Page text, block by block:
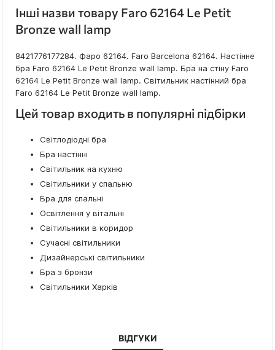
Інші назви товару Faro 62164 Le Petit
Bronze wall lamp
8421776177284. Фаро 62164. Faro Barcelona 62164. Настінне
бра Faro 62164 Le Petit Bronze wall lamp. Бра на стіну Faro
62164 Le Petit Bronze wall lamp. Світильник настінний бра
Faro 62164 Le Petit Bronze wall lamp.
Цей товар входить в популярні підбірки
Світлодіодні бра
Бра настінні
Світильник на кухню
Світильники у спальню
Бра для спальні
Освітлення у вітальні
Світильники в коридор
Сучасні світильники
Дизайнерські світильники
Бра з бронзи
Світильники Харків
ВІДГУКИ